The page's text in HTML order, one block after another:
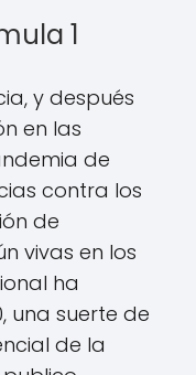
1
y después
en las
de
contra los
de
vivas en los
ha
una suerte de
de la